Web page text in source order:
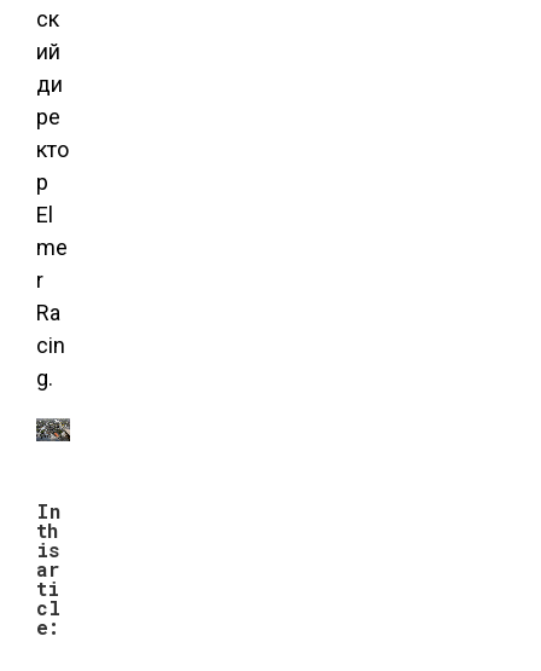
ск
ий
ди
ре
кто
р
El
me
r
Ra
cin
g.
In
th
is
ar
ti
cl
e: